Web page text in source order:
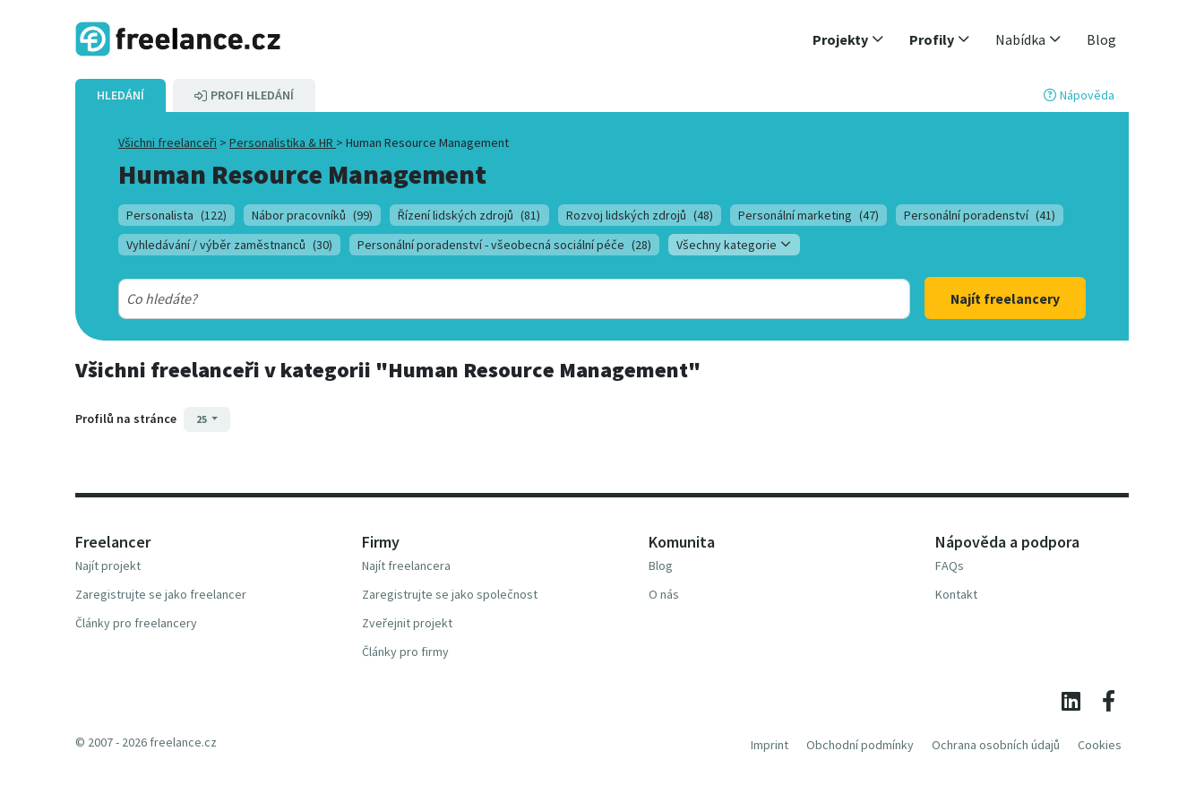
Projekty Profily Nabídka Blog
HLEDÁNÍ PROFI HLEDÁNÍ Nápověda
Všichni freelanceři > Personalistika & HR > Human Resource Management
Human Resource Management
Personalista (122) Nábor pracovníků (99) Řízení lidských zdrojů (81) Rozvoj lidských zdrojů (48) Personální marketing (47) Personální poradenství (41)
Vyhledávání / výběr zaměstnanců (30) Personální poradenství - všeobecná sociální péče (28) Všechny kategorie
Najít freelancery
Všichni freelanceřiv kategorii "Human Resource Management"
Profilů na stránce 25
Freelancer
Najít projekt
Zaregistrujte se jako freelancer
Články pro freelancery
Firmy
Najít freelancera
Zaregistrujte se jako společnost
Zveřejnit projekt
Články pro firmy
Komunita
Blog
O nás
Nápověda a podpora
FAQs
Kontakt
Imprint Obchodní podmínky Ochrana osobních údajů Cookies
© 2007 - 2026 freelance.cz